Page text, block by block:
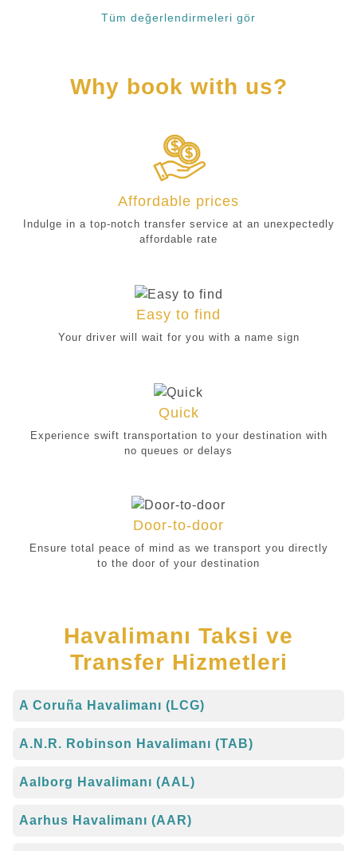
Tüm değerlendirmeleri gör
Why book with us?
Affordable prices
Indulge in a top-notch transfer service at an unexpectedly
affordable rate
Easy to find
Your driver will wait for you with a name sign
Quick
Experience swift transportation to your destination with
no queues or delays
Door-to-door
Ensure total peace of mind as we transport you directly
to the door of your destination
Havalimanı Taksi ve
Transfer Hizmetleri
A Coruña Havalimanı (LCG)
A.N.R. Robinson Havalimanı (TAB)
Aalborg Havalimanı (AAL)
Aarhus Havalimanı (AAR)